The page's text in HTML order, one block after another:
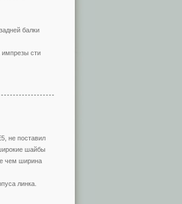
балки
импрезы сти
не поставил
шайбы
чем ширина
линка.